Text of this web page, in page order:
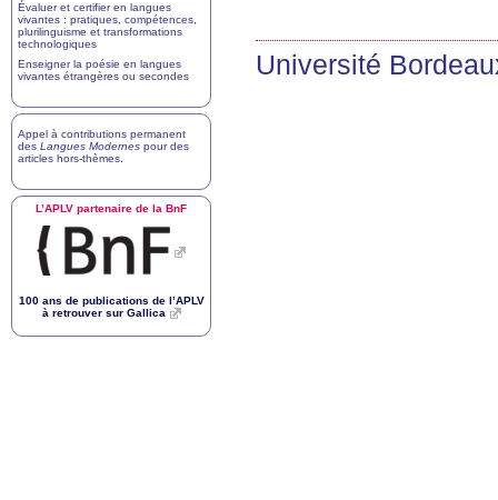
Université
Évaluer et certifier en langues
vivantes : pratiques, compétences,
plurilinguisme et transformations
technologiques
Enseigner la poésie en langues
vivantes étrangères ou secondes
Appel à contributions permanent
des Langues Modernes pour des
articles hors-thèmes
L’APLV partenaire de la BnF
100 ans de publications de l’APLV
à retrouver sur Gallica